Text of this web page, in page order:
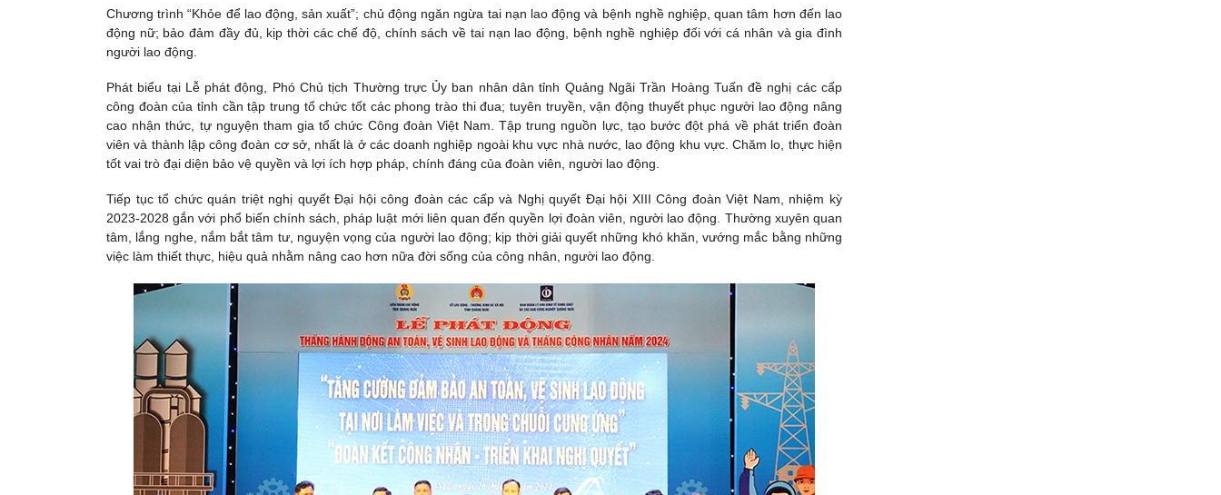
Chương trình “Khỏe để lao động, sản xuất”; chủ động ngăn ngừa tai nạn lao động và bệnh nghề nghiệp, quan tâm hơn đến lao
động nữ; bảo đảm đầy đủ, kịp thời các chế độ, chính sách về tai nạn lao động, bệnh nghề nghiệp đối với cá nhân và gia đình
người lao động.
Phát biểu tại Lễ phát động, Phó Chủ tịch Thường trực Ủy ban nhân dân tỉnh Quảng Ngãi Trần Hoàng Tuấn đề nghị các cấp
công đoàn của tỉnh cần tập trung tổ chức tốt các phong trào thi đua; tuyên truyền, vận động thuyết phục người lao động nâng
cao nhận thức, tự nguyện tham gia tổ chức Công đoàn Việt Nam. Tập trung nguồn lực, tạo bước đột phá về phát triển đoàn
viên và thành lập công đoàn cơ sở, nhất là ở các doanh nghiệp ngoài khu vực nhà nước, lao động khu vực. Chăm lo, thực hiện
tốt vai trò đại diện bảo vệ quyền và lợi ích hợp pháp, chính đáng của đoàn viên, người lao động.
Tiếp tục tổ chức quán triệt nghị quyết Đại hội công đoàn các cấp và Nghị quyết Đại hội XIII Công đoàn Việt Nam, nhiệm kỳ
2023-2028 gắn với phổ biến chính sách, pháp luật mới liên quan đến quyền lợi đoàn viên, người lao động. Thường xuyên quan
tâm, lắng nghe, nắm bắt tâm tư, nguyện vọng của người lao động; kịp thời giải quyết những khó khăn, vướng mắc bằng những
việc làm thiết thực, hiệu quả nhằm nâng cao hơn nữa đời sống của công nhân, người lao động.